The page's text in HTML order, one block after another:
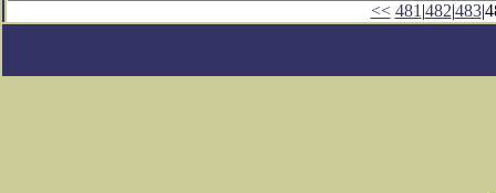
<< 481 |482|483